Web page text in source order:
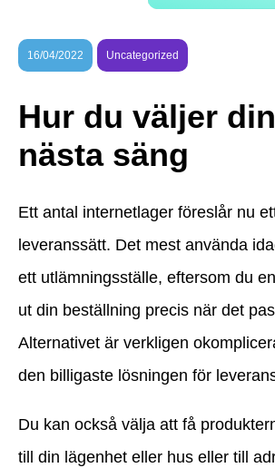
16/04/2022 Uncategorized
Hur du väljer din
nästa säng
Ett antal internetlager föreslår nu
leveranssätt. Det mest använda
ett utlämningsställe, eftersom du
ut din beställning precis när det
Alternativet är verkligen
den billigaste lösningen för
Du kan också välja att få
till din lägenhet eller hus eller till